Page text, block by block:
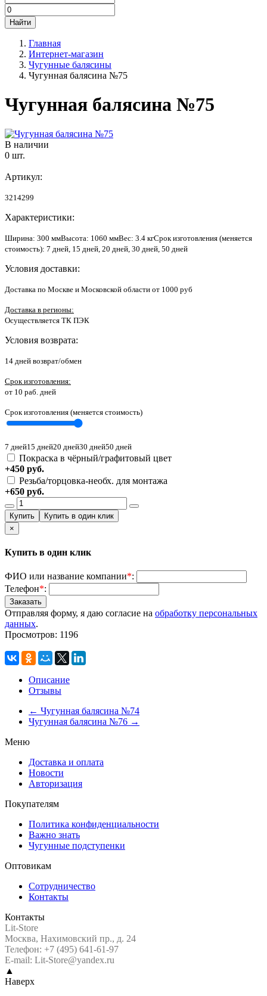
Главная
Интернет-магазин
Чугунные балясины
Чугунная балясина №75
Чугунная балясина №75
В наличии
0 шт.
Артикул:
3214299
Характеристики:
Ширина: 300 ммВысота: 1060 ммВес: 3.4 кгСрок изготовления (меняется
стоимость): 7 дней, 15 дней, 20 дней, 30 дней, 50 дней
Условия доставки:
Доставка по Москве и Московской области от 1000 руб
Доставка в регионы:
Осуществляется ТК ПЭК
Условия возврата:
14 дней возврат/обмен
Срок изготовления:
от 10 раб. дней
Срок изготовления (меняется стоимость)
7 дней15 дней20 дней30 дней50 дней
Покраска в чёрный/графитовый цвет
+450 руб.
Резьба/торцовка-необх. для монтажа
+650 руб.
×
Купить в один клик
ФИО или название компании*:
Телефон*:
Отправляя форму, я даю согласие на обработку персональных
данных.
Просмотров: 1196
Описание
Отзывы
← Чугунная балясина №74
Чугунная балясина №76 →
Меню
Доставка и оплата
Новости
Авторизация
Покупателям
Политика конфиденциальности
Важно знать
Чугунные подступенки
Оптовикам
Сотрудничество
Контакты
Контакты
Lit-Store
Москва, Нахимовский пр., д. 24
Телефон: +7 (495) 641-61-97
E-mail: Lit-Store@yandex.ru
▲
Наверх